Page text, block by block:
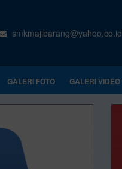
smkmajibarang@yahoo.co.id
GALERI FOTO GALERI VIDEO